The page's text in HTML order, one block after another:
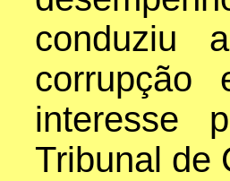
conduziu
interesse
Tribunal de